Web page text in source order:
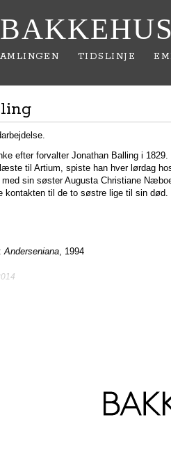
TIDSLINJE
efter forvalter Jonathan Balling i 1829.
til Artium, spiste han hver lørdag
med sin søster Augusta Christiane
kontakten til de to søstre lige til sin død.
Anderseniana, 1994